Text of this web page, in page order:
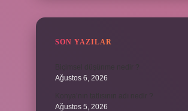
SON YAZILAR
Ağustos 6, 2026
Ağustos 5, 2026